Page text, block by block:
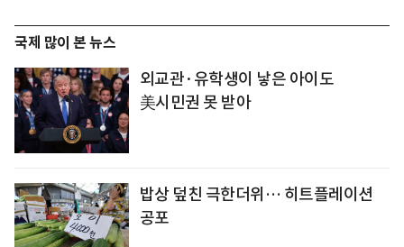
국제 많이 본 뉴스
외교관·유학생이 낳은 아이도
美시민권 못 받아
밥상 덮친 극한더위… 히트플레이션
공포